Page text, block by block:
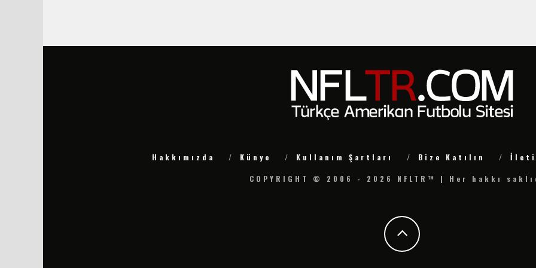
Hakkımızda Künye Kullanım Şartları Bize Katılın
COPYRIGHT © 2006 - 2026 NFLTR™ | Her hakkı